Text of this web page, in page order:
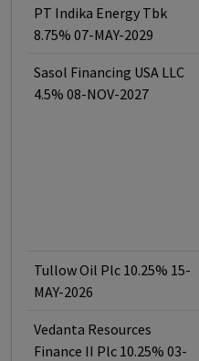
PT Indika Energy Tbk
8.75% 07-MAY-2029
Sasol Financing USA LLC
4.5% 08-NOV-2027
Tullow Oil Plc 10.25% 15-
MAY-2026
Vedanta Resources
Finance II Plc 10.25% 03-